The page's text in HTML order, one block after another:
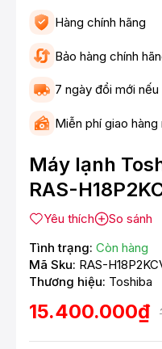
Hàng chính hãng
Bảo hàng chính
7 ngày đổi mới
Miễn phí giao
Máy lạnh
RAS-
Yêu thích
So sánh
Tình trạng: Còn hàng
Mã Sku: RAS-
Thương hiệu: Toshiba
15.400.000₫